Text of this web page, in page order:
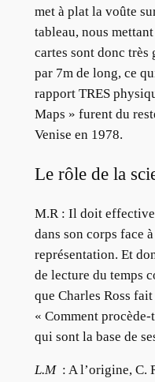
met à plat la voûte
tableau, nous
cartes sont donc très
par 7m de long, ce
rapport TRES
Maps » furent du
Venise en 1978.
Le rôle de la
M.R : Il doit
dans son corps face
représentation. Et
de lecture du temps
que Charles Ross
« Comment
qui sont la base de
L.M : A l’origine, C.